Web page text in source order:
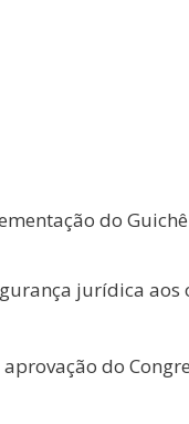
do
jurídica
do